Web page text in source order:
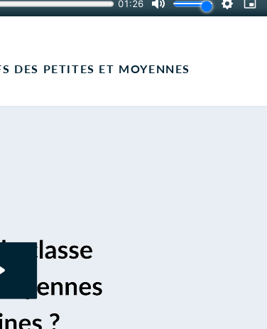
DES PETITES ET MOYENNES